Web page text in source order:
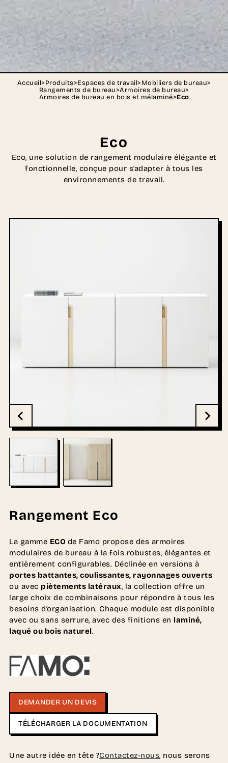
Accueil>Produits>Espaces de travail>Mobiliers de bureau>
Rangements de bureau>Armoires de bureau>
Armoires de bureau en bois et mélaminé>Eco
Eco
Eco, une solution de rangement modulaire élégante et
fonctionnelle, conçue pour s’adapter à tous les
environnements de travail.
Rangement Eco
La gamme ECO de Famo propose des armoires
modulaires de bureau à la fois robustes, élégantes et
entièrement configurables. Déclinée en versions à
portes battantes, coulissantes, rayonnages ouverts
ou avec piètements latéraux, la collection offre un
large choix de combinaisons pour répondre à tous les
besoins d’organisation. Chaque module est disponible
avec ou sans serrure, avec des finitions en laminé,
laqué ou bois naturel.
DEMANDER UN DEVIS
TÉLÉCHARGER LA DOCUMENTATION
Une autre idée en tête ?Contactez-nous, nous serons